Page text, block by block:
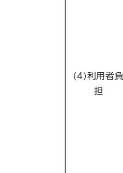
(4)利用者負
担